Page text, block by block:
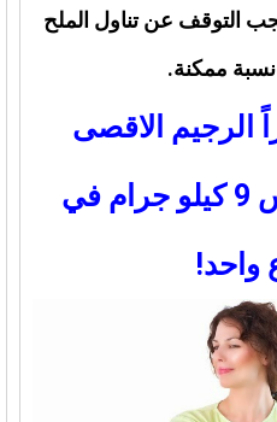
التوقف عن تناول الملح
نسبة ممكنة.
الرجيم الاقصى
والأسرع لتخسيس 9 كيلو جرام في
واحد!